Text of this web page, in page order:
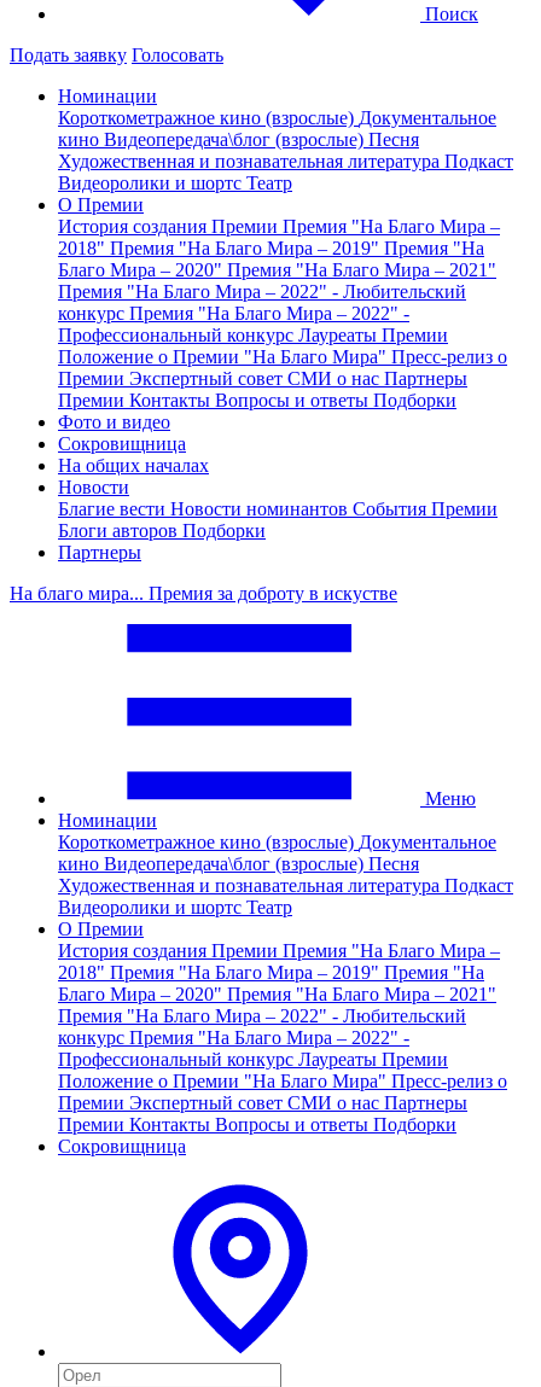
Поиск
Подать заявку Голосовать
Номинации
Короткометражное кино (взрослые) Документальное
кино Видеопередача\блог (взрослые) Песня
Художественная и познавательная литература Подкаст
Видеоролики и шортс Театр
О Премии
История создания Премии Премия "На Благо Мира –
2018" Премия "На Благо Мира – 2019" Премия "На
Благо Мира – 2020" Премия "На Благо Мира – 2021"
Премия "На Благо Мира – 2022" - Любительский
конкурс Премия "На Благо Мира – 2022" -
Профессиональный конкурс Лауреаты Премии
Положение о Премии "На Благо Мира" Пресс-релиз о
Премии Экспертный совет СМИ о нас Партнеры
Премии Контакты Вопросы и ответы Подборки
Фото и видео
Сокровищница
На общих началах
Новости
Благие вести Новости номинантов События Премии
Блоги авторов Подборки
Партнеры
На благо мира... Премия за доброту в искустве
Меню
Номинации
Короткометражное кино (взрослые) Документальное
кино Видеопередача\блог (взрослые) Песня
Художественная и познавательная литература Подкаст
Видеоролики и шортс Театр
О Премии
История создания Премии Премия "На Благо Мира –
2018" Премия "На Благо Мира – 2019" Премия "На
Благо Мира – 2020" Премия "На Благо Мира – 2021"
Премия "На Благо Мира – 2022" - Любительский
конкурс Премия "На Благо Мира – 2022" -
Профессиональный конкурс Лауреаты Премии
Положение о Премии "На Благо Мира" Пресс-релиз о
Премии Экспертный совет СМИ о нас Партнеры
Премии Контакты Вопросы и ответы Подборки
Сокровищница